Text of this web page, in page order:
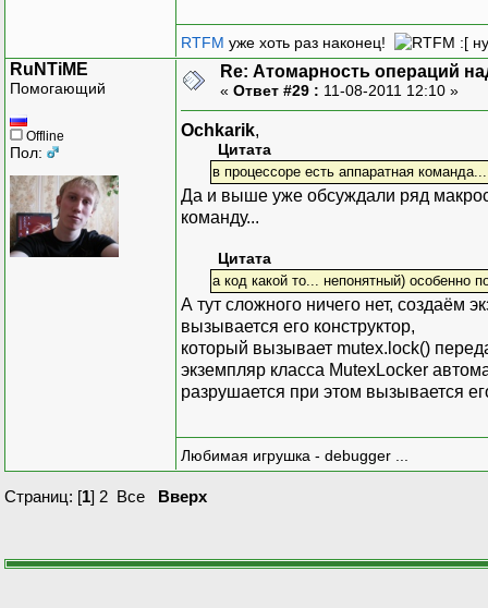
RTFM уже хоть раз наконец! :[
RuNTiME
Помогающий
Offline
Пол:
Re: Атомарность операций
« Ответ #29 : 11-08-2011 12:10 »
Ochkarik,
Цитата
в процессоре есть аппаратная команда...
Да и выше уже обсуждали ряд
команду...
Цитата
а код какой то... непонятный) особенно
А тут сложного ничего нет, создаём
вызывается его конструктор,
который вызывает mutex.lock()
экземпляр класса MutexLocker
разрушается при этом вызывается
Любимая игрушка - debugger ...
Страниц: [1] 2 Все Вверх